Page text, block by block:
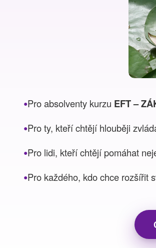
Pro absolventy kurzu EFT –
Pro ty, kteří chtějí hlouběji
Pro lidi, kteří chtějí pomáhat
Pro každého, kdo chce rozšířit